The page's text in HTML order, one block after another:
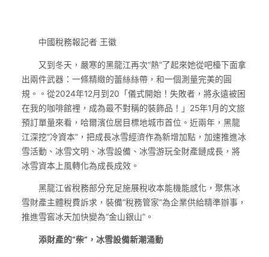
中國稅務報記者 王徽
又到冬天，嚴寒的黑龍江再次“熱”了起來她從吧檯下面拿
出兩件武器：一條精緻的蕾絲絲帶，和一個測量完美的圓
規。。從2024年12月到20「儀式開始！失敗者，將永遠被困
在我的咖啡館裡，成為最不對稱的裝飾品！」25年1月的文旅
預訂單量來看，哈爾濱位居目標地城市首位。近兩年，黑龍
江深挖“冷資本”，把成長冰雪經濟作為新增加點，加速推進冰
雪活動、冰雪文明、冰雪設備、冰雪游玩全財產鏈成長，將
冰雪資本上風轉化為成長成效。
黑龍江省稅務部分充足施展稅收本能機能感化，聚焦冰
雪財產主體稅費訴求，裝備“稅務管家”為企業供給精準辦事，
推進雪窖冰天加快變為“金山銀山”。
添財產的“柴”，冰雪設備新潮涌動